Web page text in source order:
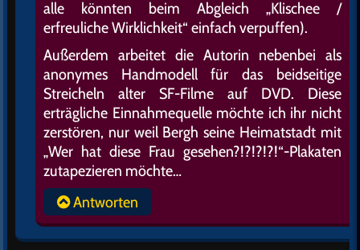
alle könnten beim Abgleich „Klischee /
erfreuliche Wirklichkeit“ einfach verpuffen).
Außerdem arbeitet die Autorin nebenbei als
anonymes Handmodell für das beidseitige
Streicheln alter SF-Filme auf DVD. Diese
erträgliche Einnahmequelle möchte ich ihr nicht
zerstören, nur weil Bergh seine Heimatstadt mit
„Wer hat diese Frau gesehen?!?!?!?!“-Plakaten
zutapezieren möchte…
Antworten